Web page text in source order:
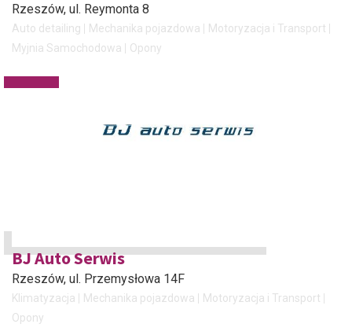
Rzeszów, ul. Reymonta 8
Auto detailing Mechanika pojazdowa
Motoryzacja i Transport
Myjnia Samochodowa
Opony
BJ Auto Serwis
Rzeszów, ul. Przemysłowa 14F
Klimatyzacja Mechanika pojazdowa
Motoryzacja i Transport
Opony